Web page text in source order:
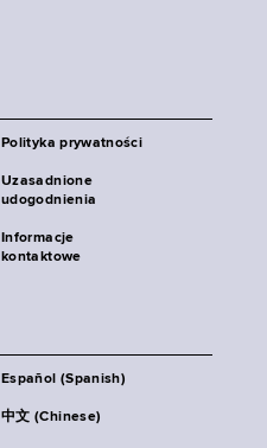
Polityka prywatności
Uzasadnione
udogodnienia
Informacje
kontaktowe
Español (Spanish)
中文 (Chinese)